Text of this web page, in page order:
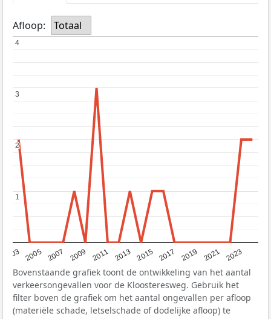
Afloop: Totaal
2003 2005 2007 2009 2011 2013 2015 2017 2019 2021 2023
1
1
2
2
3
3
4
4
Bovenstaande grafiek toont de ontwikkeling van het aantal
verkeersongevallen voor de Kloosteresweg. Gebruik het
filter boven de grafiek om het aantal ongevallen per afloop
(materiële schade, letselschade of dodelijke afloop) te